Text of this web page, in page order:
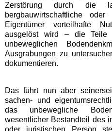
Zerstörung durch die
bergbauwirtschaftliche
Eigentümer vorteilhafte
ausgelöst wird – die Teile
unbeweglichen
Ausgrabungen zu
dokumentieren.
Das führt nun aber
sachen- und
das unbewegliche
wesentlicher Bestandteil des
oder juristischen Person